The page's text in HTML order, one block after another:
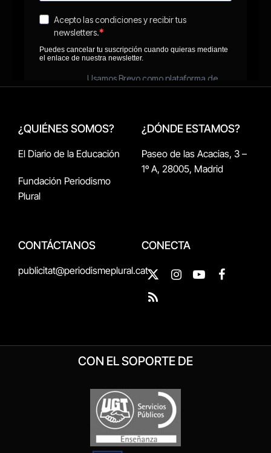
¿QUIÉNES SOMOS?
El Diario de la Educación
Fundación Periodismo
Plural
¿DÓNDE ESTAMOS?
Paseo de las Acacias, 3 –
1º A, 28005, Madrid
CONTÁCTANOS
publicitat@periodismeplural.cat
CONECTA
X
(Twitter)
InstagramYouTubeFacebook
RSS
CON EL SOPORTE DE